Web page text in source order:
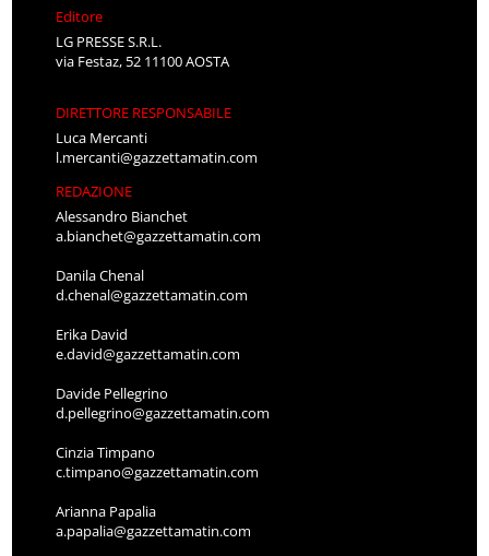
Editore
LG PRESSE S.R.L.
via Festaz, 52 11100 AOSTA
DIRETTORE RESPONSABILE
Luca Mercanti
l.mercanti@gazzettamatin.com
REDAZIONE
Alessandro Bianchet
a.bianchet@gazzettamatin.com
Danila Chenal
d.chenal@gazzettamatin.com
Erika David
e.david@gazzettamatin.com
Davide Pellegrino
d.pellegrino@gazzettamatin.com
Cinzia Timpano
c.timpano@gazzettamatin.com
Arianna Papalia
a.papalia@gazzettamatin.com